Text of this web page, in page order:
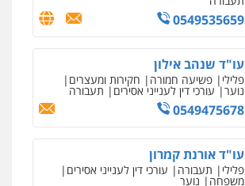
0505234000
עו"ד עלי סעדי
פלילי פשיעה חמורה ליווי וייצוג בחקירות
ומעצרים
0508824984
מצגר ושות', חברת עורכי דין
נדל"ן / עסקים משפחה תעבורה כלכלי
הוצאה לפועל